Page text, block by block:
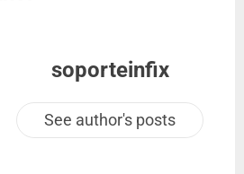
soporteinfix
See author's posts